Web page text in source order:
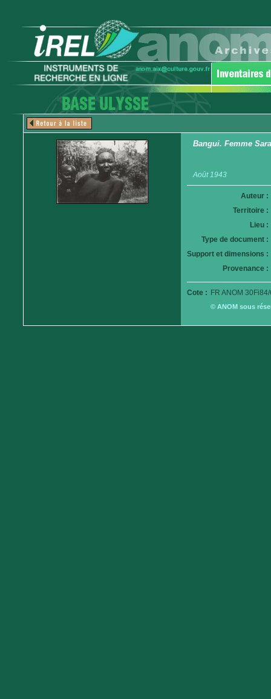
Bangui. Femme
Août 1943
Auteur :
Territoire :
Lieu :
Type de document :
Support et dimensions :
Provenance :
Cote : FR ANOM
© ANOM sous